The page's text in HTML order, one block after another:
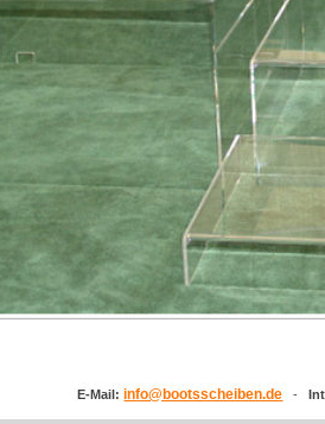
E-Mail: info@bootsscheiben.de -